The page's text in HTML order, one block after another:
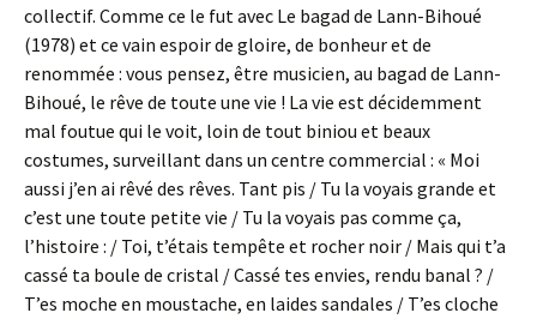
collectif. Comme ce le fut avec Le bagad de Lann-Bihoué
(1978) et ce vain espoir de gloire, de bonheur et de
renommée : vous pensez, être musicien, au bagad de Lann-
Bihoué, le rêve de toute une vie ! La vie est décidemment
mal foutue qui le voit, loin de tout biniou et beaux
costumes, surveillant dans un centre commercial : « Moi
aussi j’en ai rêvé des rêves. Tant pis / Tu la voyais grande et
c’est une toute petite vie / Tu la voyais pas comme ça,
l’histoire : / Toi, t’étais tempête et rocher noir / Mais qui t’a
cassé ta boule de cristal / Cassé tes envies, rendu banal ? /
T’es moche en moustache, en laides sandales / T’es cloche